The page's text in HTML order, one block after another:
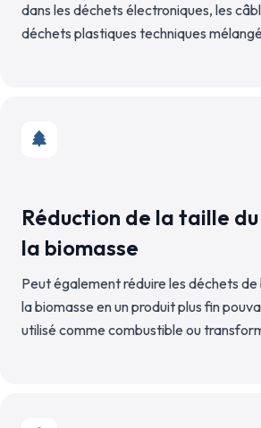
dans les déchets électroniques, les
déchets plastiques techniques
Réduction de la taille
la biomasse
Peut également réduire les déchets de
la biomasse en un produit plus fin
utilisé comme combustible ou